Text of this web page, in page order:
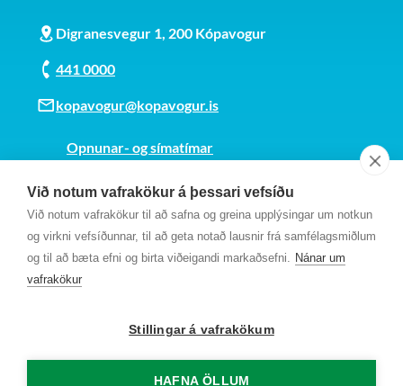
Við notum vafrakökur á þessari vefsíðu
Við notum vafrakökur til að safna og greina upplýsingar um notkun
og virkni vefsíðunnar, til að geta notað lausnir frá samfélagsmiðlum
og til að bæta efni og birta viðeigandi markaðsefni. Nánar um
vafrakökur
Stillingar á vafrakökum
HAFNA ÖLLUM
Digranesvegur 1, 200 Kópavogur
441 0000
kopavogur@kopavogur.is
Opnunar- og símatímar
Kt. 700169-3759
Fundarmannagátt